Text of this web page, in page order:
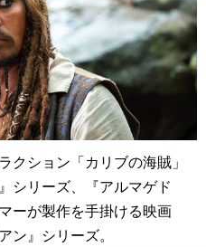
クション「カリブの海賊」
シリーズ、『アルマゲド
ーが製作を手掛ける映画
ン』シリーズ。